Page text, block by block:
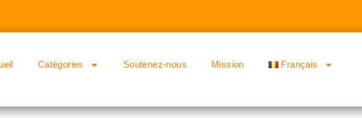
Catégories Soutenez-nous Mission Français